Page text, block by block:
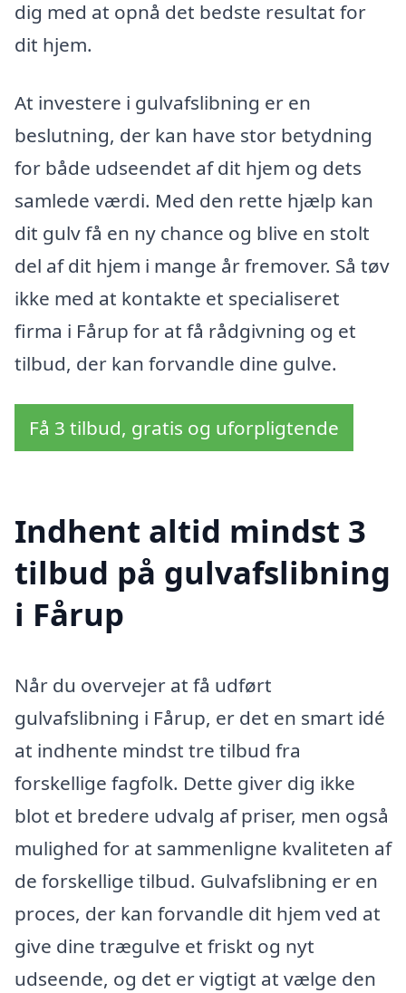
dig med at opnå det bedste resultat for
dit hjem.
At investere i gulvafslibning er en
beslutning, der kan have stor betydning
for både udseendet af dit hjem og dets
samlede værdi. Med den rette hjælp kan
dit gulv få en ny chance og blive en stolt
del af dit hjem i mange år fremover. Så tøv
ikke med at kontakte et specialiseret
firma i Fårup for at få rådgivning og et
tilbud, der kan forvandle dine gulve.
Få 3 tilbud, gratis og uforpligtende
Indhent altid mindst 3
tilbud på gulvafslibning
i Fårup
Når du overvejer at få udført
gulvafslibning i Fårup, er det en smart idé
at indhente mindst tre tilbud fra
forskellige fagfolk. Dette giver dig ikke
blot et bredere udvalg af priser, men også
mulighed for at sammenligne kvaliteten af
de forskellige tilbud. Gulvafslibning er en
proces, der kan forvandle dit hjem ved at
give dine trægulve et friskt og nyt
udseende, og det er vigtigt at vælge den